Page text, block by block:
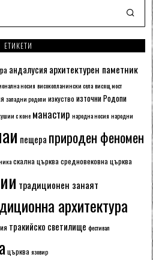
ЕТИКЕТИ
андалусия архитектурен паметник
носия високопланински села висящ мост
западни родопи изкуство източни Родопи
с коне манастир народна носия народни
пещера природен феномен
скална църква средновековна църква
традиционен занаят
архитектура
тракийско светилище фестивал
църква язовир